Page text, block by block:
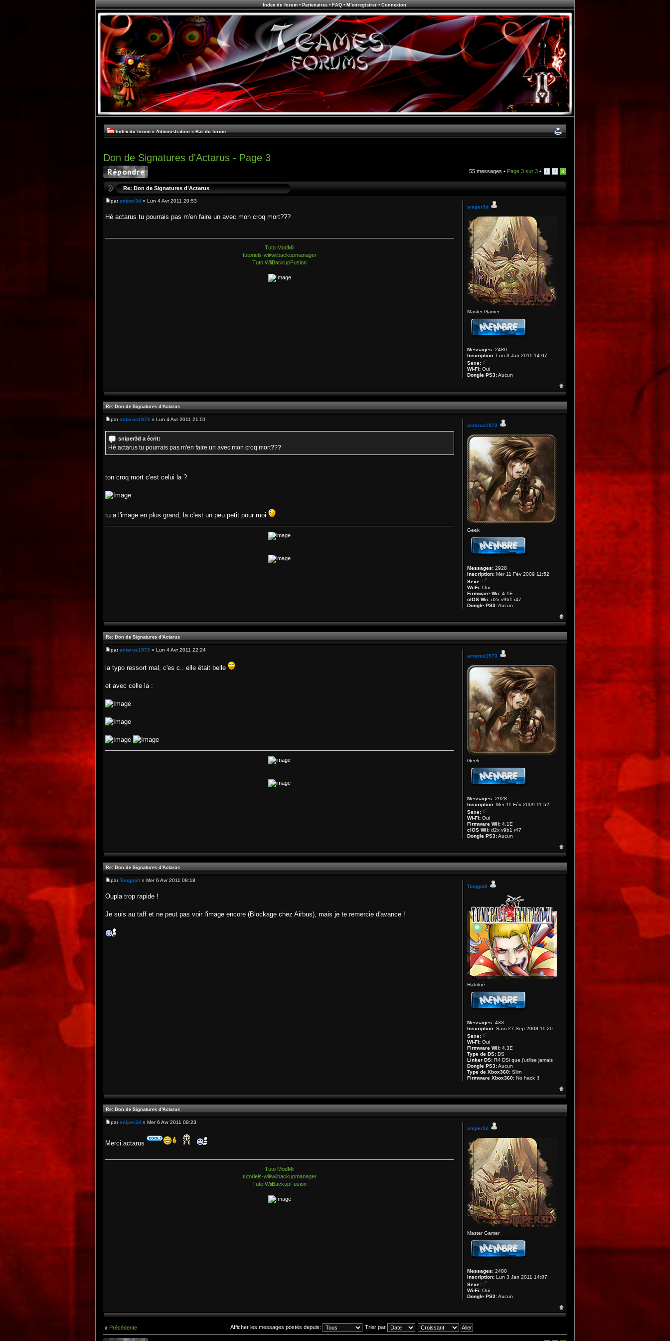
Index du forum• Partenaires• FAQ• M’enregistrer• Connexion
Index du forum » Administration » Bar du forum
Don de Signatures d'Actarus - Page 3
55 messages • Page 3 sur 3 • 1 2 3
Re: Don de Signatures d'Actarus
parsniper3d » Lun 4 Avr 2011 20:53
Hé actarus tu pourrais pas m'en faire un avec mon croq mort???
Tuto ModMii
tutoriels-wii/wiibackupmanager
Tuto WiiBackupFusion
sniper3d
Master Gamer
Messages: 2480
Inscription: Lun 3 Jan 2011 14:07
Sexe:
Wi-Fi: Oui
Dongle PS3:Aucun
Re: Don de Signatures d'Actarus
paractarus1973 » Lun 4 Avr 2011 21:01
sniper3d a écrit:
Hé actarus tu pourrais pas m'en faire un avec mon croq mort???
ton croq mort c'est celui la ?
tu a l'image en plus grand, la c'est un peu petit pour moi
actarus1973
Geek
Messages: 2928
Inscription: Mer 11 Fév 2009 11:52
Sexe:
Wi-Fi: Oui
Firmware Wii: 4.1E
cIOS Wii: d2x v9b1 r47
Dongle PS3:Aucun
Re: Don de Signatures d'Actarus
paractarus1973 » Lun 4 Avr 2011 22:24
la typo ressort mal, c'es c.. elle était belle
et avec celle la :
actarus1973
Geek
Messages: 2928
Inscription: Mer 11 Fév 2009 11:52
Sexe:
Wi-Fi: Oui
Firmware Wii: 4.1E
cIOS Wii: d2x v9b1 r47
Dongle PS3:Aucun
Re: Don de Signatures d'Actarus
parTongpall » Mer 6 Avr 2011 08:18
Oupla trop rapide !
Je suis au taff et ne peut pas voir l'image encore (Blockage chez Airbus), mais je te remercie d'avance !
Tongpall
Habitué
Messages: 433
Inscription: Sam 27 Sep 2008 11:20
Sexe:
Wi-Fi: Oui
Firmware Wii: 4.3E
Type de DS: DS
Linker DS: R4 DSi que j'utilise jamais
Dongle PS3:Aucun
Type de Xbox360: Slim
Firmware Xbox360: No hack !!
Re: Don de Signatures d'Actarus
parsniper3d » Mer 6 Avr 2011 08:23
Merci actarus
Tuto ModMii
tutoriels-wii/wiibackupmanager
Tuto WiiBackupFusion
sniper3d
Master Gamer
Messages: 2480
Inscription: Lun 3 Jan 2011 14:07
Sexe:
Wi-Fi: Oui
Dongle PS3:Aucun
Précédente Afficher les messages postés depuis: Trier par